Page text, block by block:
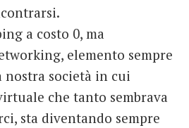
a costo 0, ma
elemento sempre
società in cui
che tanto sembrava
sta diventando sempre